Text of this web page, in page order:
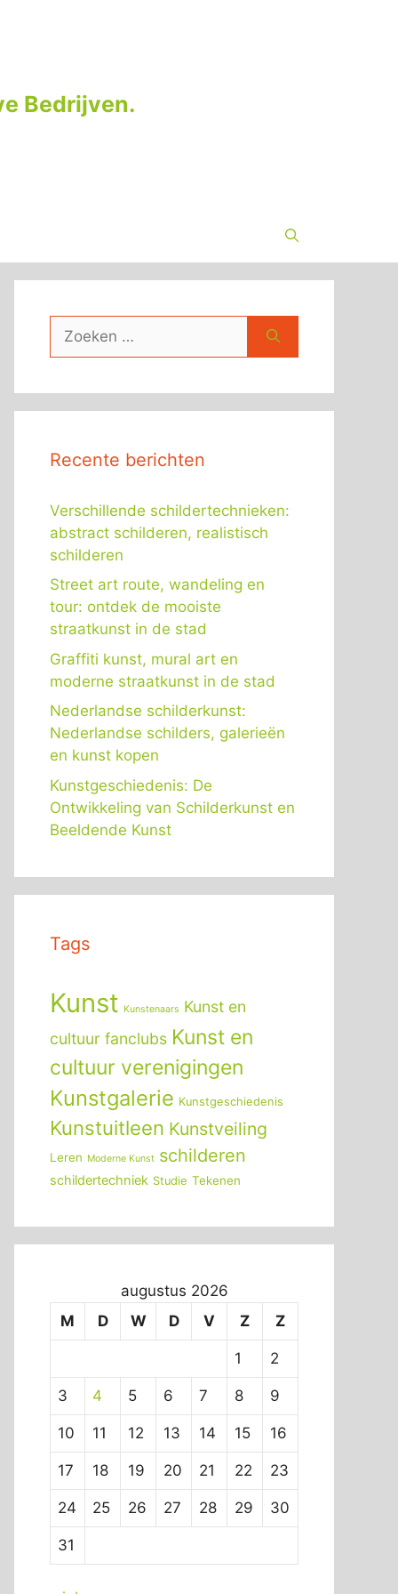
Bedrijven.
naar:
Recente berichten
Verschillende schildertechnieken:
abstract schilderen, realistisch
schilderen
Street art route, wandeling en
tour: ontdek de mooiste
straatkunst in de stad
Graffiti kunst, mural art en
moderne straatkunst in de stad
Nederlandse schilderkunst:
Nederlandse schilders, galerieën
en kunst kopen
Kunstgeschiedenis: De
Ontwikkeling van Schilderkunst en
Beeldende Kunst
Tags
Kunst Kunstenaars Kunst en
cultuur fanclubs Kunst en
cultuur verenigingen
Kunstgalerie Kunstgeschiedenis
Kunstuitleen Kunstveiling
Leren Moderne Kunst schilderen
schildertechniek Studie Tekenen
augustus 2026
M
D W D V Z Z
1 2
3 4 5 6 7 8 9
10 11 12 13 14 15 16
17 18 19 20 21 22 23
24 25 26 27 28 29 30
31